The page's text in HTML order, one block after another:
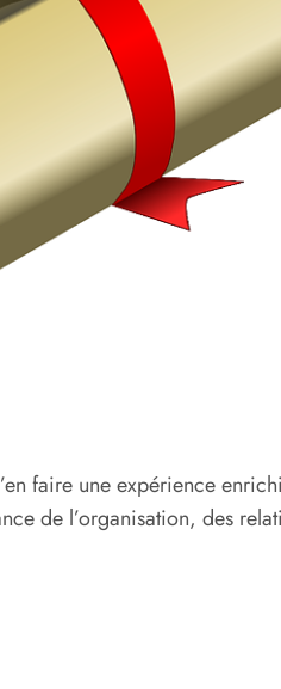
faire une expérience
de l’organisation, des